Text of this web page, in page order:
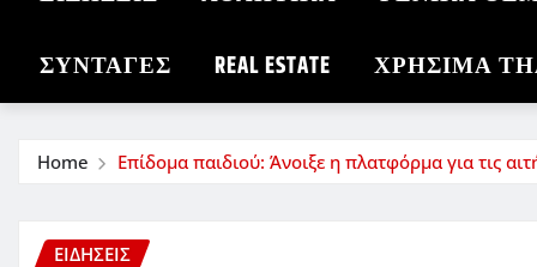
ΣΥΝΤΑΓΈΣ REAL ESTATE ΧΡΗΣΙΜΑ
Home Επίδομα παιδιού: Άνοιξε η πλατφόρμα για τις
ΕΙΔΗΣΕΙΣ